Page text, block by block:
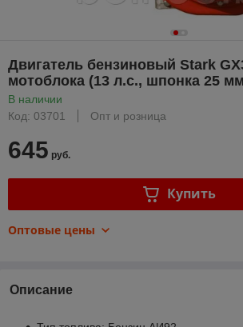
Двигатель бензиновый Stark
мотоблока (13 л.с., шпонка 25
В наличии
Код: 03701
Опт и розница
645 руб.
Купить
Оптовые цены
Описание